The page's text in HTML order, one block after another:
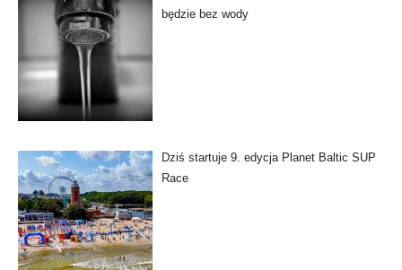
będzie bez wody
Dziś startuje 9. edycja Planet Baltic SUP
Race